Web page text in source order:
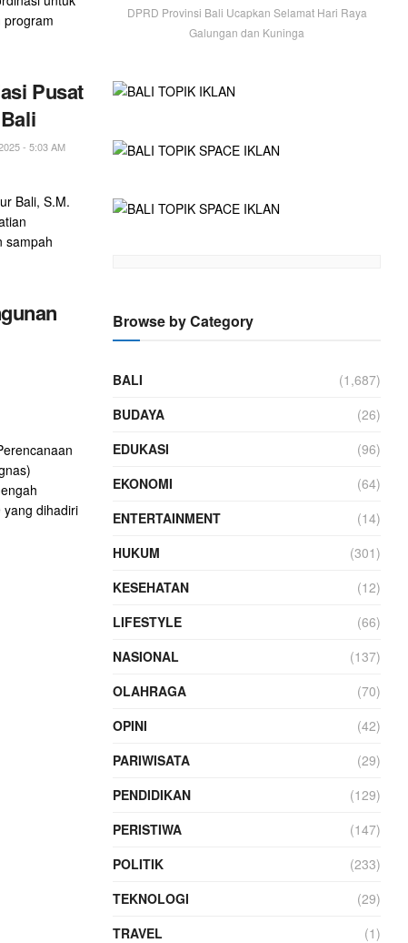
program
Pusat
- 5:03 AM
Bali, S.M.
sampah
yang dihadiri
DPRD Provinsi Bali Ucapkan Selamat Hari Raya
Galungan dan Kuninga
Browse by Category
BALI
(1,687)
BUDAYA
(26)
EDUKASI
(96)
EKONOMI
(64)
ENTERTAINMENT
(14)
HUKUM
(301)
KESEHATAN
(12)
LIFESTYLE
(66)
NASIONAL
(137)
OLAHRAGA
(70)
OPINI
(42)
PARIWISATA
(29)
PENDIDIKAN
(129)
PERISTIWA
(147)
POLITIK
(233)
TEKNOLOGI
(29)
TRAVEL
(1)